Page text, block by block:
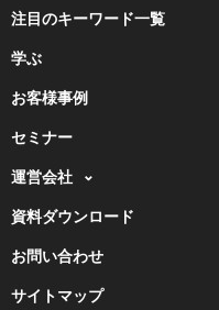
注目のキーワード一覧
学ぶ
お客様事例
セミナー
運営会社
資料ダウンロード
お問い合わせ
サイトマップ